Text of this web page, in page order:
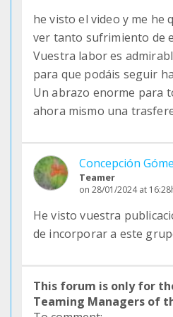
he visto el video y me he
ver tanto sufrimiento de
Vuestra labor es
para que podáis seguir
Un abrazo enorme para
ahora mismo una
Concepción
Teamer
on 28/01/2024 at
He visto vuestra
de incorporar a este
This forum is only for
Teaming Managers of